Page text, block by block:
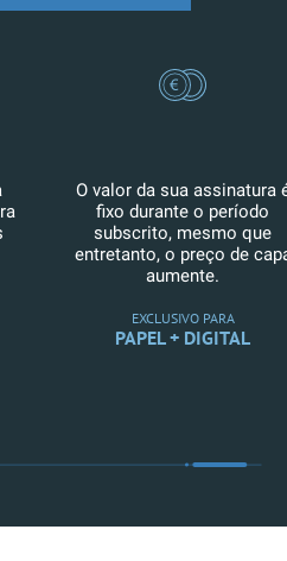
O valor da sua assinatura
fixo durante o período
subscrito, mesmo que
entretanto, o preço de
aumente.
EXCLUSIVO PARA
PAPEL + DIGITAL